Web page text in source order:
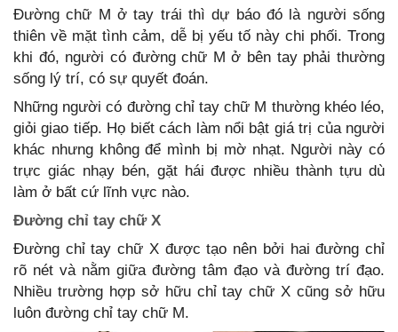
Đường chữ M ở tay trái thì dự báo đó là người sống
thiên về mặt tình cảm, dễ bị yếu tố này chi phối. Trong
khi đó, người có đường chữ M ở bên tay phải thường
sống lý trí, có sự quyết đoán.
Những người có đường chỉ tay chữ M thường khéo léo,
giỏi giao tiếp. Họ biết cách làm nổi bật giá trị của người
khác nhưng không để mình bị mờ nhạt. Người này có
trực giác nhạy bén, gặt hái được nhiều thành tựu dù
làm ở bất cứ lĩnh vực nào.
Đường chỉ tay chữ X
Đường chỉ tay chữ X được tạo nên bởi hai đường chỉ
rõ nét và nằm giữa đường tâm đạo và đường trí đạo.
Nhiều trường hợp sở hữu chỉ tay chữ X cũng sở hữu
luôn đường chỉ tay chữ M.